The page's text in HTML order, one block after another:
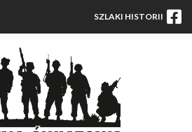
SZLAKI HISTORII